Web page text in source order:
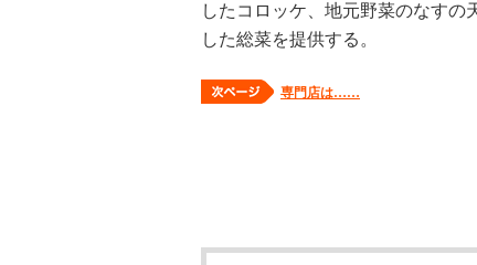
したコロッケ、地元野菜のなすの
した総菜を提供する。
専門店は……